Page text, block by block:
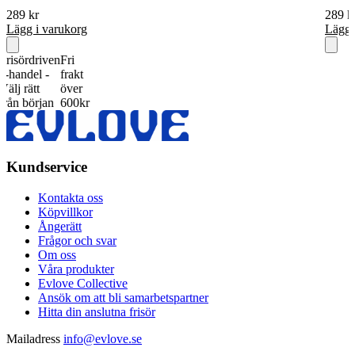
289 kr
Lägg i varukorg
289
Lägg
-
Fri
frakt
över
600kr
Kundservice
Kontakta oss
Köpvillkor
Ångerätt
Frågor och svar
Om oss
Våra produkter
Evlove Collective
Ansök om att bli samarbetspartner
Hitta din anslutna frisör
Mailadress info@evlove.se